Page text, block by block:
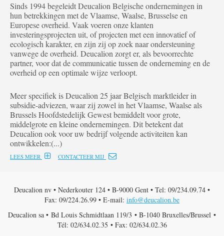
Sinds 1994 begeleidt Deucalion Belgische ondernemingen in
hun betrekkingen met de Vlaamse, Waalse, Brusselse en
Europese overheid. Vaak voeren onze klanten
investeringsprojecten uit, of projecten met een innovatief of
ecologisch karakter, en zijn zij op zoek naar ondersteuning
vanwege de overheid. Deucalion zorgt er, als bevoorrechte
partner, voor dat de communicatie tussen de onderneming en de
overheid op een optimale wijze verloopt.
Meer specifiek is Deucalion 25 jaar Belgisch marktleider in
subsidie-adviezen, waar zij zowel in het Vlaamse, Waalse als
Brussels Hoofdstedelijk Gewest bemiddelt voor grote,
middelgrote en kleine ondernemingen. Dit betekent dat
Deucalion ook voor uw bedrijf volgende activiteiten kan
ontwikkelen:(...)
LEES MEER CONTACTEER MIJ
Deucalion nv • Nederkouter 124 • B-9000 Gent • Tel: 09/234.09.74 •
Fax: 09/224.26.99 • E-mail: info@deucalion.be
Deucalion sa • Bd Louis Schmidtlaan 119/3 • B-1040 Bruxelles/Brussel •
Tél: 02/634.02.35 • Fax: 02/634.02.36